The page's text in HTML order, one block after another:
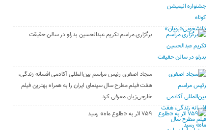
برگزاری مراسم تکریم عبدالحسین بدرلو در سالن حقیقت
سجاد اصغری رئیس مراسم بین‌المللی آکادمی افسانه زندگی،
هفت فیلم مطرح سال سینمای ایران را به همراه بهترین فیلم
خارجی‌زبان معرفی کرد
۷۵۹ اثر به «طلوع ماه» رسید